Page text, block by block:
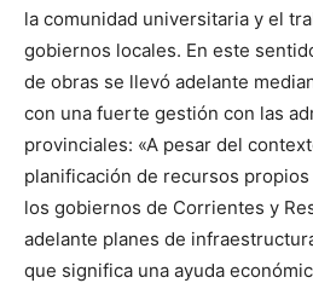
la comunidad universitaria y el
gobiernos locales. En este
de obras se llevó adelante
con una fuerte gestión con las
provinciales: «A pesar del
planificación de recursos
los gobiernos de Corrientes y
adelante planes de
que significa una ayuda